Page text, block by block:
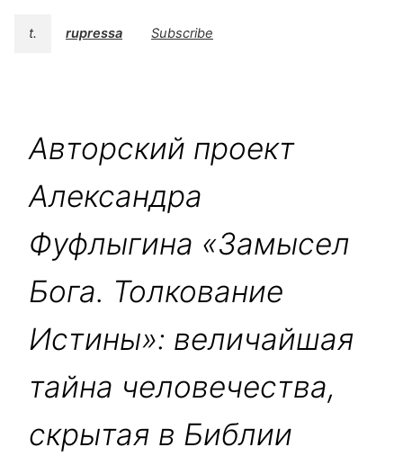
t. rupressa Subscribe
Авторский проект
Александра
Фуфлыгина «Замысел
Бога. Толкование
Истины»: величайшая
тайна человечества,
скрытая в Библии